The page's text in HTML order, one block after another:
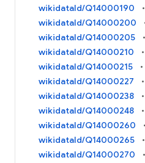
wikidataId/Q14000190
wikidataId/Q14000200
wikidataId/Q14000205
wikidataId/Q14000210
wikidataId/Q14000215
wikidataId/Q14000227
wikidataId/Q14000238
wikidataId/Q14000248
wikidataId/Q14000260
wikidataId/Q14000265
wikidataId/Q14000270